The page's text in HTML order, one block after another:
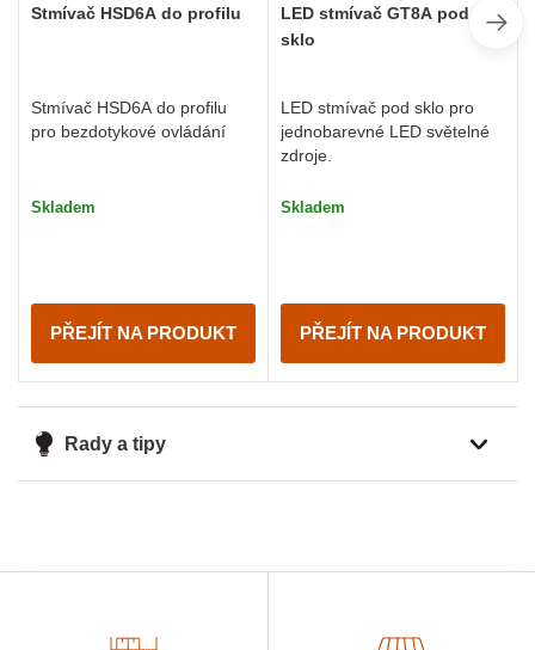
Stmívač HSD6A do profilu
Stmívač HSD6A do profilu
pro bezdotykové ovládání
Skladem
PŘEJÍT NA PRODUKT
LED stmívač GT8A pod
sklo
LED stmívač pod sklo pro
jednobarevné LED světelné
zdroje.
Skladem
PŘEJÍT NA PRODUKT
Rady a tipy